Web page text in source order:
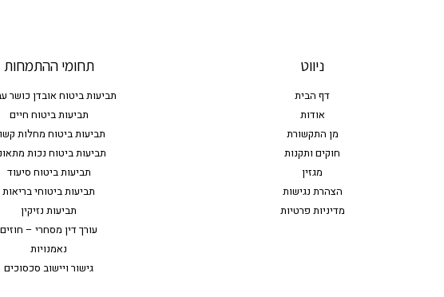
ניווט
דף הבית
אודות
מן התקשורת
חוקים ותקנות
מגזין
הצהרת נגישות
מדיניות פרטיות
תחומי ההתמחות
תביעות ביטוח אובדן כושר
תביעות ביטוח חיים
תביעות ביטוח מחלות
תביעות ביטוח נכות
תביעות ביטוח סיעוד
תביעות ביטוחי בריאות
תביעות נזיקין
עורך דין מסחרי – חוזים
נאמנויות
גישור ויישוב סכסוכים